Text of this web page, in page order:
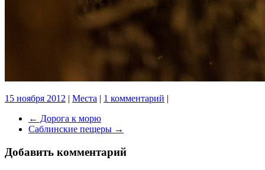
15 ноября 2012 | Места | 1 комментарий |
← Дорога к морю
Саблинские пещеры →
Добавить комментарий